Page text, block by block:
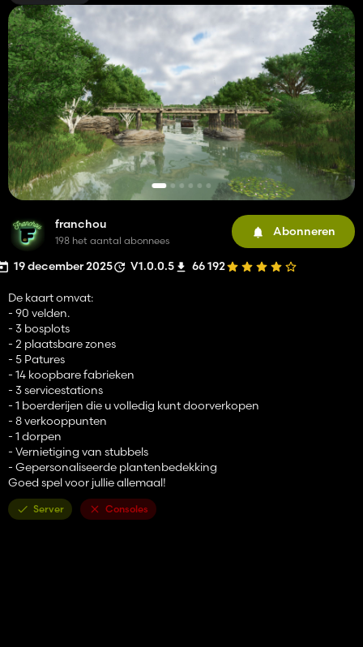
franchou
198 het aantal abonnees
Abonneren
19 december 2025 V1.0.0.5 66 192
De kaart omvat:
- 90 velden.
- 3 bosplots
- 2 plaatsbare zones
- 5 Patures
- 14 koopbare fabrieken
- 3 servicestations
- 1 boerderijen die u volledig kunt doorverkopen
- 8 verkooppunten
- 1 dorpen
- Vernietiging van stubbels
- Gepersonaliseerde plantenbedekking
Goed spel voor jullie allemaal!
Server Consoles